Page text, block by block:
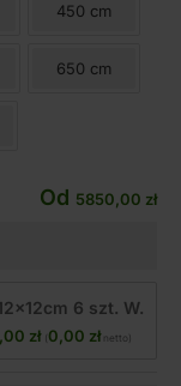
450 cm
650 cm
Od 5850,00 zł
6 szt. W.
zł ( 0,00 zł netto)